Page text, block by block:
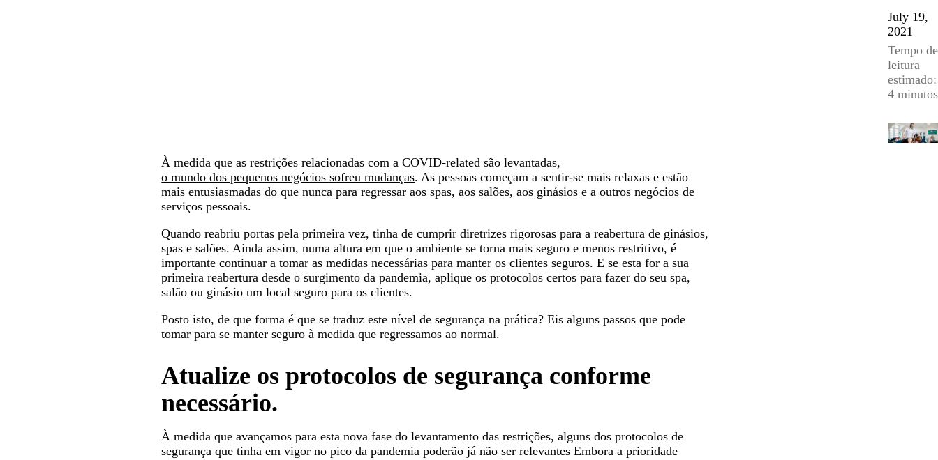
July 19,
2021
Tempo de
leitura
estimado:
4 minutos
À medida que as restrições relacionadas com a COVID-related são levantadas,
o mundo dos pequenos negócios sofreu mudanças. As pessoas começam a sentir-se mais relaxas e estão
mais entusiasmadas do que nunca para regressar aos spas, aos salões, aos ginásios e a outros negócios de
serviços pessoais.
Quando reabriu portas pela primeira vez, tinha de cumprir diretrizes rigorosas para a reabertura de ginásios,
spas e salões. Ainda assim, numa altura em que o ambiente se torna mais seguro e menos restritivo, é
importante continuar a tomar as medidas necessárias para manter os clientes seguros. E se esta for a sua
primeira reabertura desde o surgimento da pandemia, aplique os protocolos certos para fazer do seu spa,
salão ou ginásio um local seguro para os clientes.
Posto isto, de que forma é que se traduz este nível de segurança na prática? Eis alguns passos que pode
tomar para se manter seguro à medida que regressamos ao normal.
Atualize os protocolos de segurança conforme
necessário.
À medida que avançamos para esta nova fase do levantamento das restrições, alguns dos protocolos de
segurança que tinha em vigor no pico da pandemia poderão já não ser relevantes Embora a prioridade